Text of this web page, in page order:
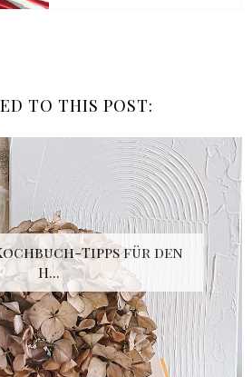
TO THIS POST:
Tipps für den
H...